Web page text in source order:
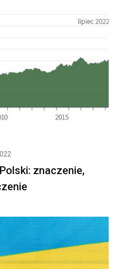
znaczenie,